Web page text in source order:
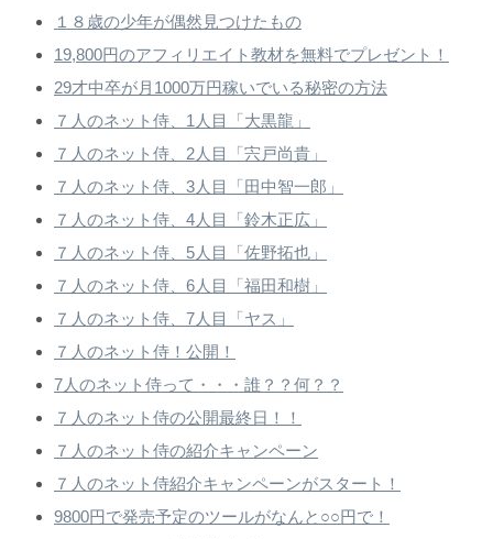
１８歳の少年が偶然見つけたもの
19,800円のアフィリエイト教材を無料でプレゼント！
29才中卒が月1000万円稼いでいる秘密の方法
７人のネット侍、1人目「大黒龍」
７人のネット侍、2人目「宍戸尚貴」
７人のネット侍、3人目「田中智一郎」
７人のネット侍、4人目「鈴木正広」
７人のネット侍、5人目「佐野拓也」
７人のネット侍、6人目「福田和樹」
７人のネット侍、7人目「ヤス」
７人のネット侍！公開！
7人のネット侍って・・・誰？？何？？
７人のネット侍の公開最終日！！
７人のネット侍の紹介キャンペーン
７人のネット侍紹介キャンペーンがスタート！
9800円で発売予定のツールがなんと○○円で！